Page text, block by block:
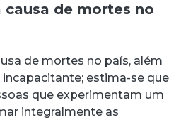
causa de mortes no
de mortes no país, além
estima-se que
que experimentam um
integralmente as